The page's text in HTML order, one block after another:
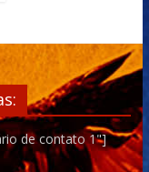
de contato 1"]